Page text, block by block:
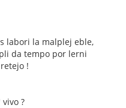
labori la malplej eble,
da tempo por lerni
!
?